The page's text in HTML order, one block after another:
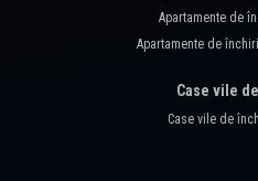
Apartamente de
Apartamente de
Case vile
Case vile de